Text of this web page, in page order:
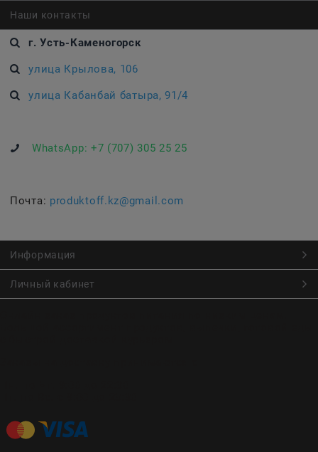
Наши контакты
г. Усть-Каменогорск
улица Крылова, 106
улица Кабанбай батыра, 91/4
WhatsApp: +7 (707) 305 25 25
Почта: produktoff.kz@gmail.com
Информация
Личный кабинет